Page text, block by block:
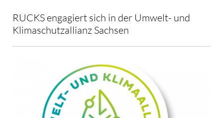
RUCKS engagiert sich in der Umwelt- und
Klimaschutzallianz Sachsen